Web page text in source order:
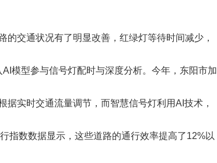
交通状况有了明显改善，红绿灯等待时间减少，
模型参与信号灯配时与深度分析。今年，东阳市加
实时交通流量调节，而智慧信号灯利用AI技术，
指数数据显示，这些道路的通行效率提高了12%以